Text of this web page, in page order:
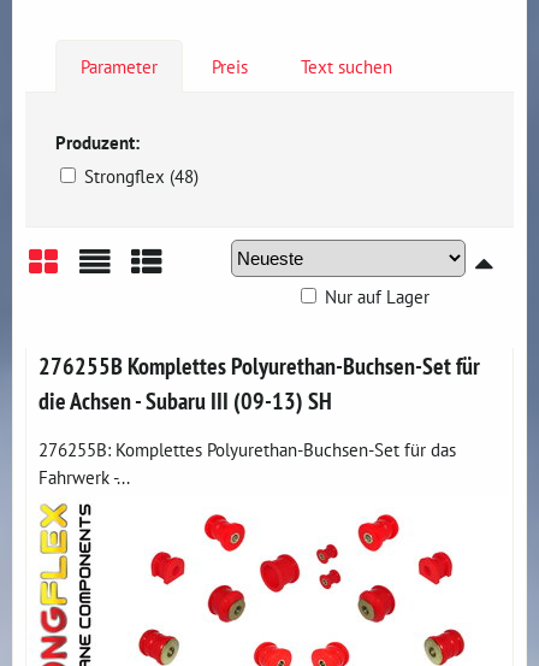
Parameter Preis Text suchen
Produzent:
Strongflex (48)
Nur auf Lager
276255B Komplettes Polyurethan-Buchsen-Set für
die Achsen - Subaru III (09-13) SH
276255B: Komplettes Polyurethan-Buchsen-Set für das
Fahrwerk -...